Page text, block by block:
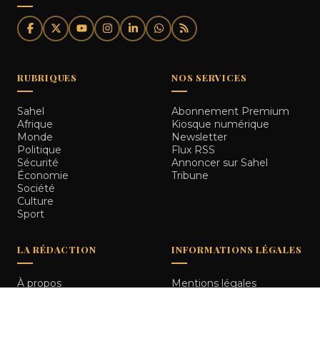
RUBRIQUES
Sahel
Afrique
Monde
Politique
Sécurité
Économie
Société
Culture
Sport
NOS SERVICES
Abonnement Premium
Kiosque numérique
Newsletter
Flux RSS
Annoncer sur Sahel
Tribune
LA RÉDACTION
À propos
INFORMATIONS LÉGALES
Mentions légales